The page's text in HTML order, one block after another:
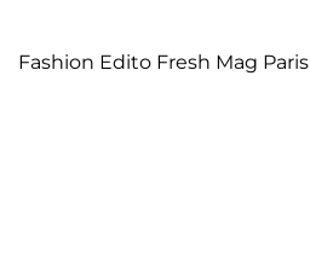
Fashion Edito Fresh Mag Paris